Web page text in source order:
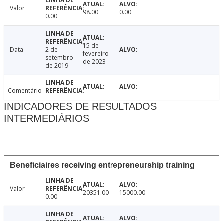
Valor
0.00
98.00 0.00
Data
2 de
setembro
de 2019
15 de
fevereiro
de 2023
Comentário
INDICADORES DE RESULTADOS
INTERMEDIÁRIOS
Beneficiaires receiving entrepreneurship training
Valor
0.00
20351.00 15000.00